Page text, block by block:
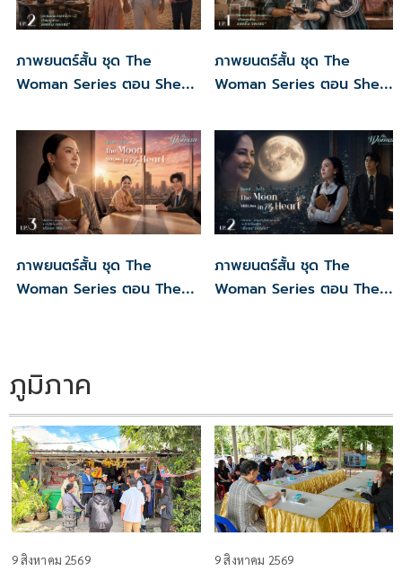
สร้างมาเกือบถูกทำลายลงหมดสิ้น แต่แล้วด้วย “รอย
หนทางสว่าง ผ่านพ้นช่วงเวลาอันยากลำบาก ก่อนจะ
นั้นไปสู่ผู้คน เพื่อสร้างพลังและแรงบันดาลใจให้ทุก
ชีวิตได้ก้าวต่อไปอย่างมีความสุข
ภาพยนตร์สั้น ชุด The
Woman Series ตอน She is
ภาพยนตร์สั้น ชุด The
Woman Series ตอน She is
ภาพยนตร์สั้น ชุด The
Woman Series ตอน The
ภาพยนตร์สั้น ชุด The
Woman Series ตอน The
ภูมิภาค
9 สิงหาคม 2569 9 สิงหาคม 2569